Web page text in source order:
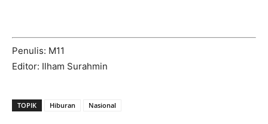
Penulis: M11
Editor: Ilham Surahmin
TOPIK Hiburan Nasional